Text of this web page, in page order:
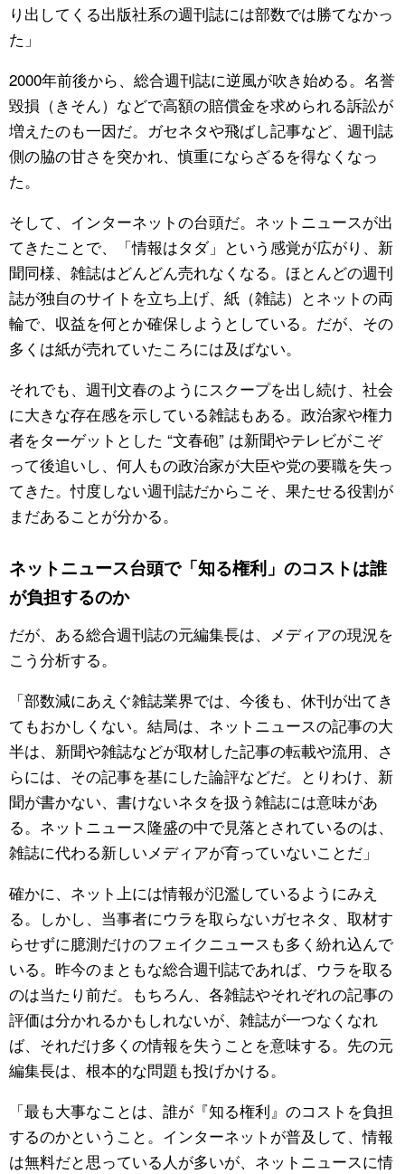
り出してくる出版社系の週刊誌には部数では勝てなかっ
た」
2000年前後から、総合週刊誌に逆風が吹き始める。名誉
毀損（きそん）などで高額の賠償金を求められる訴訟が
増えたのも一因だ。ガセネタや飛ばし記事など、週刊誌
側の脇の甘さを突かれ、慎重にならざるを得なくなっ
た。
そして、インターネットの台頭だ。ネットニュースが出
てきたことで、「情報はタダ」という感覚が広がり、新
聞同様、雑誌はどんどん売れなくなる。ほとんどの週刊
誌が独自のサイトを立ち上げ、紙（雑誌）とネットの両
輪で、収益を何とか確保しようとしている。だが、その
多くは紙が売れていたころには及ばない。
それでも、週刊文春のようにスクープを出し続け、社会
に大きな存在感を示している雑誌もある。政治家や権力
者をターゲットとした “文春砲” は新聞やテレビがこぞ
って後追いし、何人もの政治家が大臣や党の要職を失っ
てきた。忖度しない週刊誌だからこそ、果たせる役割が
まだあることが分かる。
ネットニュース台頭で「知る権利」のコストは誰
が負担するのか
だが、ある総合週刊誌の元編集長は、メディアの現況を
こう分析する。
「部数減にあえぐ雑誌業界では、今後も、休刊が出てき
てもおかしくない。結局は、ネットニュースの記事の大
半は、新聞や雑誌などが取材した記事の転載や流用、さ
らには、その記事を基にした論評などだ。とりわけ、新
聞が書かない、書けないネタを扱う雑誌には意味があ
る。ネットニュース隆盛の中で見落とされているのは、
雑誌に代わる新しいメディアが育っていないことだ」
確かに、ネット上には情報が氾濫しているようにみえ
る。しかし、当事者にウラを取らないガセネタ、取材す
らせずに臆測だけのフェイクニュースも多く紛れ込んで
いる。昨今のまともな総合週刊誌であれば、ウラを取る
のは当たり前だ。もちろん、各雑誌やそれぞれの記事の
評価は分かれるかもしれないが、雑誌が一つなくなれ
ば、それだけ多くの情報を失うことを意味する。先の元
編集長は、根本的な問題も投げかける。
「最も大事なことは、誰が『知る権利』のコストを負担
するのかということ。インターネットが普及して、情報
は無料だと思っている人が多いが、ネットニュースに情